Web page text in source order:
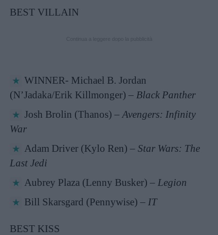
BEST VILLAIN
WINNER- Michael B. Jordan
(N’Jadaka/Erik Killmonger) – Black Panther
Josh Brolin (Thanos) –Avengers: Infinity
War
Adam Driver (Kylo Ren) – Star Wars: The
Last Jedi
Aubrey Plaza (Lenny Busker) – Legion
Bill Skarsgard (Pennywise) – IT
BEST KISS